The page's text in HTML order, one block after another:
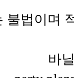
불법이며
바